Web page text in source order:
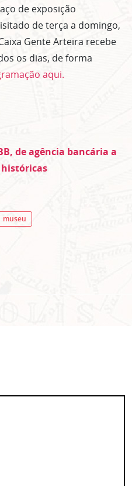
de exposição
de terça a domingo,
Gente Arteira recebe
os dias, de forma
aqui.
de agência bancária a
museu